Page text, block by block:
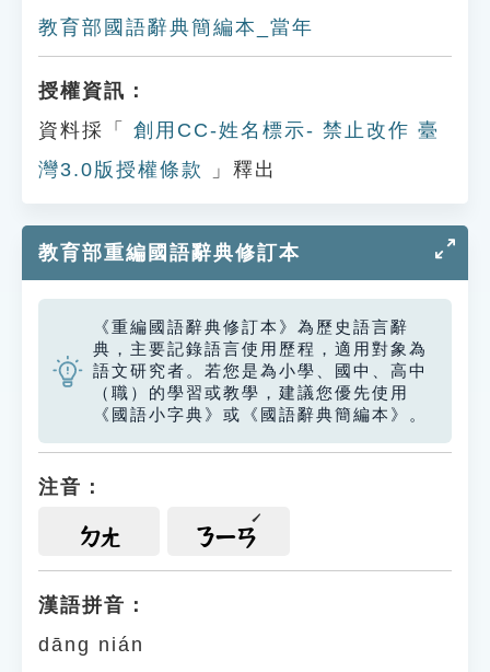
教育部國語辭典簡編本_當年
授權資訊：
資料採「
創用CC-姓名標示- 禁止改作 臺
灣3.0版授權條款
」釋出
教育部重編國語辭典修訂本
《重編國語辭典修訂本》為歷史語言辭
典，主要記錄語言使用歷程，適用對象為
語文研究者。若您是為小學、國中、高中
（職）的學習或教學，建議您優先使用
《國語小字典》或《國語辭典簡編本》。
注音：
ㄉㄤ ㄋㄧㄢ
漢語拼音：
dāng nián